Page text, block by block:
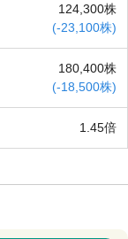
124,300株
(-23,100株)
180,400株
(-18,500株)
1.45倍